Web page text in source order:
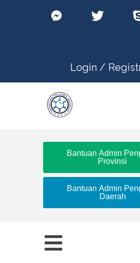
Login /
Bantuan Admin
Provinsi
Bantuan Admin
Daerah